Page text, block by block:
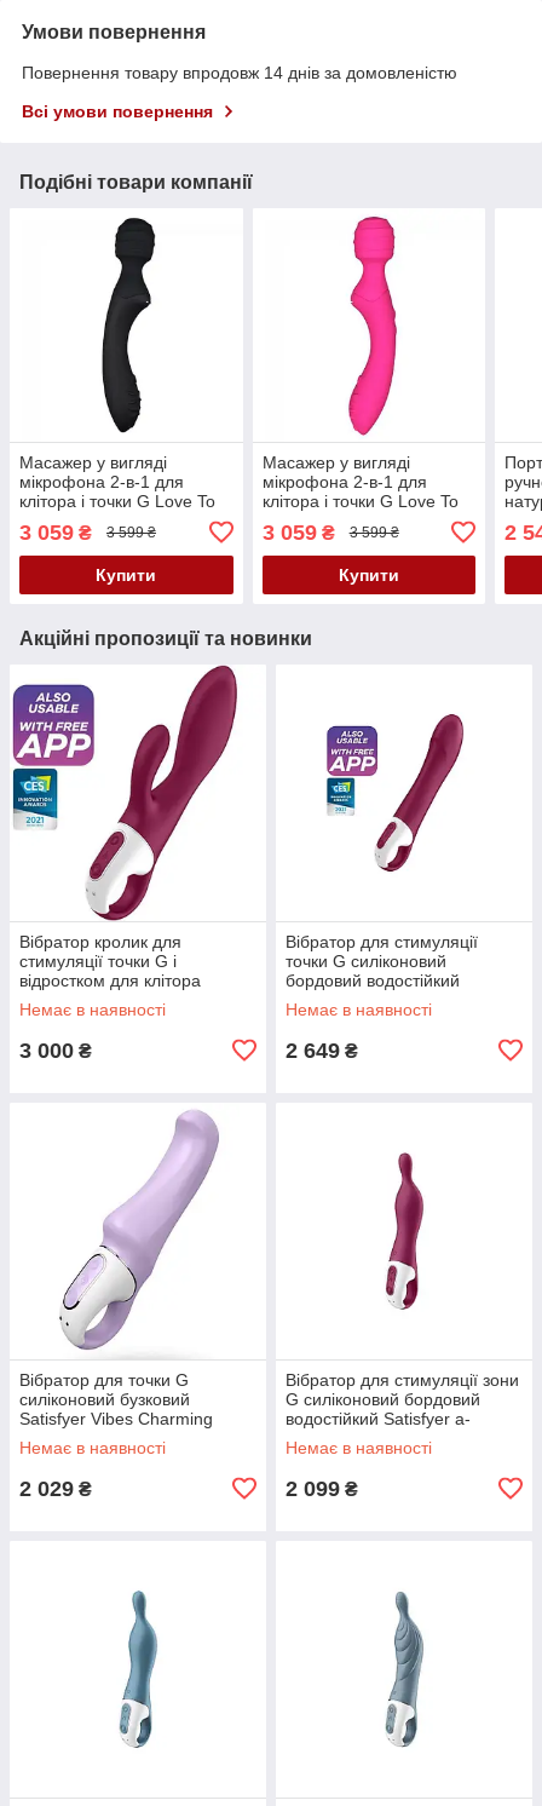
Умови повернення
Повернення товару впродовж 14 днів за домовленістю
Всі умови повернення
Подібні товари компанії
Масажер у вигляді
мікрофона 2-в-1 для
клітора і точки G Love To
Love Twict чорний Кайф
3 059 ₴ 3 599 ₴
Купити
Масажер у вигляді
мікрофона 2-в-1 для
клітора і точки G Love To
Love Twist рожевий Кайф
3 059₴ 3 599 ₴
Купити
2
Акційні пропозиції та новинки
Вібратор кролик для
стимуляції точки G і
відростком для клітора
бордовий Satisfyer Heated
Affair Кайф
Немає в наявності
3 000 ₴
Вібратор для стимуляції
точки G силіконовий
бордовий водостійкий
Satisfyer Big Heat Кайф
Немає в наявності
2 649 ₴
Вібратор для точки G
силіконовий бузковий
Satisfyer Vibes Charming
Smile Кайф
Немає в наявності
2 029 ₴
Вібратор для стимуляції зони
G силіконовий бордовий
водостійкий Satisfyer a-
Mazing 1 Кайф
Немає в наявності
2 099 ₴